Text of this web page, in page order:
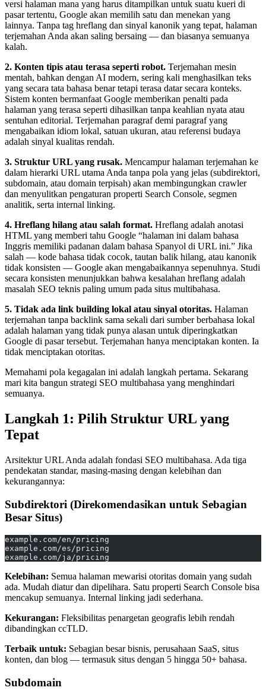
versi halaman mana yang harus ditampilkan untuk suatu kueri di
pasar tertentu, Google akan memilih satu dan menekan yang
lainnya. Tanpa tag hreflang dan sinyal kanonik yang tepat, halaman
terjemahan Anda akan saling bersaing — dan biasanya semuanya
kalah.
2. Konten tipis atau terasa seperti robot. Terjemahan mesin
mentah, bahkan dengan AI modern, sering kali menghasilkan teks
yang secara tata bahasa benar tetapi terasa datar secara konteks.
Sistem konten bermanfaat Google memberikan penalti pada
halaman yang terasa seperti dihasilkan tanpa keahlian nyata atau
sentuhan editorial. Terjemahan paragraf demi paragraf yang
mengabaikan idiom lokal, satuan ukuran, atau referensi budaya
adalah sinyal kualitas rendah.
3. Struktur URL yang rusak. Mencampur halaman terjemahan ke
dalam hierarki URL utama Anda tanpa pola yang jelas (subdirektori,
subdomain, atau domain terpisah) akan membingungkan crawler
dan menyulitkan pengaturan properti Search Console, segmen
analitik, serta internal linking.
4. Hreflang hilang atau salah format. Hreflang adalah anotasi
HTML yang memberi tahu Google “halaman ini dalam bahasa
Inggris memiliki padanan dalam bahasa Spanyol di URL ini.” Jika
salah — kode bahasa tidak cocok, tautan balik hilang, atau kanonik
tidak konsisten — Google akan mengabaikannya sepenuhnya. Studi
secara konsisten menunjukkan bahwa kesalahan hreflang adalah
masalah SEO teknis paling umum pada situs multibahasa.
5. Tidak ada link building lokal atau sinyal otoritas. Halaman
terjemahan tanpa backlink sama sekali dari sumber berbahasa lokal
adalah halaman yang tidak punya alasan untuk diperingkatkan
Google di pasar tersebut. Terjemahan hanya menciptakan konten. Ia
tidak menciptakan otoritas.
Memahami pola kegagalan ini adalah langkah pertama. Sekarang
mari kita bangun strategi SEO multibahasa yang menghindari
semuanya.
Langkah 1: Pilih Struktur URL yang
Tepat
Arsitektur URL Anda adalah fondasi SEO multibahasa. Ada tiga
pendekatan standar, masing-masing dengan kelebihan dan
kekurangannya:
Subdirektori (Direkomendasikan untuk Sebagian
Besar Situs)
example.com/en/pricing
example.com/es/pricing
example.com/ja/pricing
Kelebihan: Semua halaman mewarisi otoritas domain yang sudah
ada. Mudah diatur dan dipelihara. Satu properti Search Console bisa
mencakup semuanya. Internal linking jadi sederhana.
Kekurangan: Fleksibilitas penargetan geografis lebih rendah
dibandingkan ccTLD.
Terbaik untuk: Sebagian besar bisnis, perusahaan SaaS, situs
konten, dan blog — termasuk situs dengan 5 hingga 50+ bahasa.
Subdomain